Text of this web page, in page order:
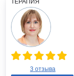
ТЕРАПИЯ
3 отзыва